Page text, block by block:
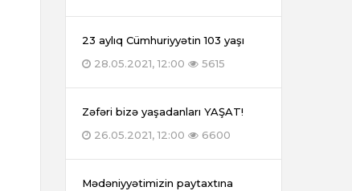
23 aylıq Cümhuriyyətin 103 yaşı
28.05.2021, 12:00
5615
Zəfəri bizə yaşadanları YAŞAT!
26.05.2021, 12:00
6600
Mədəniyyətimizin paytaxtına